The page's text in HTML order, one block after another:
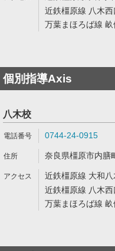
近鉄橿原線 八木
万葉まほろば線
個別指導Axis
八木校
0744-24-0915
奈良県橿原市内膳
近鉄橿原線 大和
近鉄橿原線 八木
万葉まほろば線